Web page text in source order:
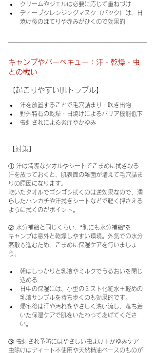
クリームやジェルは必要に応じて重ねづけ
ディープクレンジングマスク（パック）は、日
焼け後のほてりや赤みがひくので効果的
キャンプやバーベキュー：汗・乾燥・虫
との戦い
【起こりやすい肌トラブル】
汗を放置することで毛穴詰まり・吹き出物
野外特有の乾燥・日焼けによるバリア機能低下
虫刺されによる炎症やかゆみ
【対策】
① 汗は清潔なタオルやシートでこまめに拭き取る
汗を放っておくと、肌表面の雑菌が増えて毛穴詰ま
りの原因になります。
乾いたタオルでゴシゴシ拭くのは逆効果なので、濡
らしたハンカチや汗拭きシートなどで軽く押さえる
ように拭くのがポイント。
② 水分補給と同じくらい、“肌にも水分補給”を
キャンプは意外と乾燥しやすい環境。外気での水分
蒸散も進むため、こまめに保湿ケアを行いましょ
う。
朝はしっかりと乳液やミルクでうるおいを閉じ
込める
日中の保湿には、小型のミスト化粧水＋軽めの
乳液サンプルを持ち歩くのも効果的です。
帰宅後は汗や汚れをやさしく洗い流し、落ち着
いた保湿ケアで肌をいたわってあげてくださ
い。
③ 虫刺され予防にはやさしい虫よけ＋かゆみケア
虫除けはディート不使用や天然精油ベースのものが